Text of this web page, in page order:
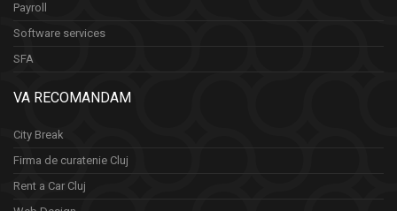
Payroll
Software services
SFA
VA RECOMANDAM
City Break
Firma de curatenie Cluj
Rent a Car Cluj